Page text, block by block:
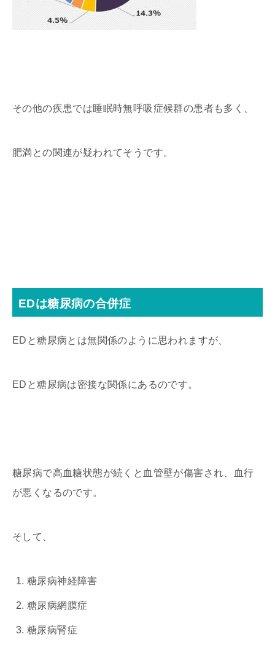
その他の疾患では睡眠時無呼吸症候群の患者も多く、
肥満との関連が疑われてそうです。
EDは糖尿病の合併症
EDと糖尿病とは無関係のように思われますが、
EDと糖尿病は密接な関係にあるのです。
糖尿病で高血糖状態が続くと血管壁が傷害され、血行
が悪くなるのです。
そして、
糖尿病神経障害
糖尿病網膜症
糖尿病腎症